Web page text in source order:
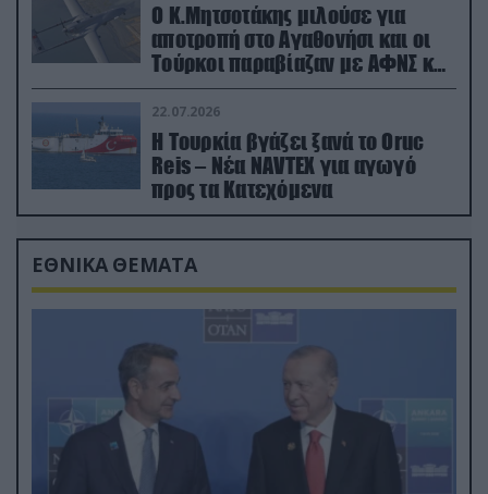
Ο Κ.Μητσοτάκης μιλούσε για
αποτροπή στο Αγαθονήσι και οι
Τούρκοι παραβίαζαν με ΑΦΝΣ και
drone
22.07.2026
Η Τουρκία βγάζει ξανά το Oruc
Reis – Νέα NAVTEX για αγωγό
προς τα Κατεχόμενα
ΕΘΝΙΚΑ ΘΕΜΑΤΑ